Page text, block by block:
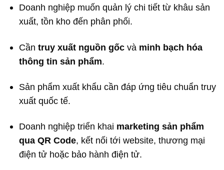
Doanh nghiệp muốn quản lý chi tiết từ khâu sản
xuất, tồn kho đến phân phối.
Cầntruy xuất nguồn gốc và minh bạch hóa
thông tin sản phẩm.
Sản phẩm xuất khẩu cần đáp ứng tiêu chuẩn truy
xuất quốc tế.
Doanh nghiệp triển khai marketing sản phẩm
qua QR Code, kết nối tới website, thương mại
điện tử hoặc bảo hành điện tử.